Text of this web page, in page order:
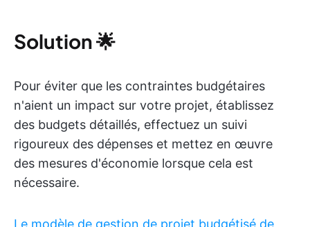
Solution🌟
Pour éviter que les contraintes budgétaires
n'aient un impact sur votre projet, établissez
des budgets détaillés, effectuez un suivi
rigoureux des dépenses et mettez en œuvre
des mesures d'économie lorsque cela est
nécessaire.
Le modèle de gestion de projet budgétisé de